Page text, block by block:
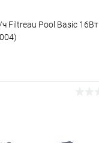
Filtreau Pool Basic 16Вт